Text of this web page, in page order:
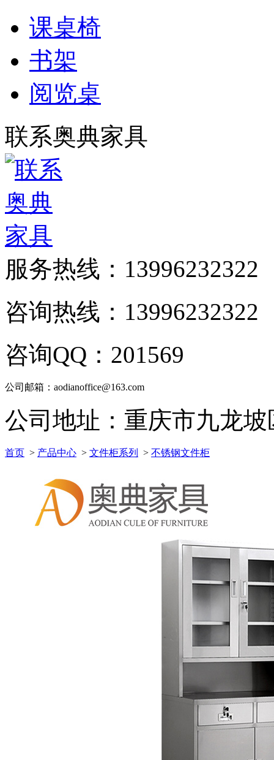
课桌椅
书架
阅览桌
联系奥典家具
服务热线： 13996232322
咨询热线：13996232322
咨询QQ：201569
公司邮箱：aodianoffice@163.com
公司地址：重庆市九龙坡
首页 > 产品中心 > 文件柜系列 > 不锈钢文件柜